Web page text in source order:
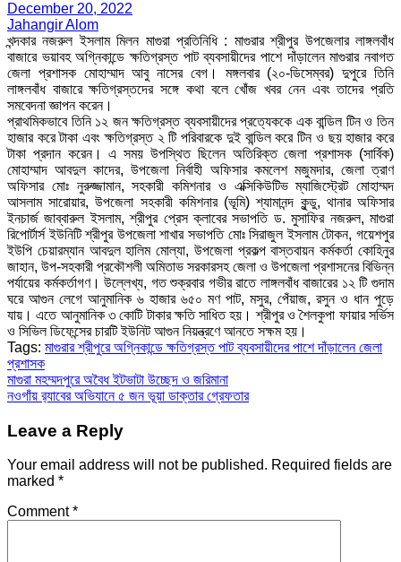
December 20, 2022
Jahangir Alom
খন্দকার নজরুল ইসলাম মিলন মাগুরা প্রতিনিধি : মাগুরার শ্রীপুর উপজেলার লাঙ্গলবাঁধ
বাজারে ভয়াবহ অগ্নিকান্ডে ক্ষতিগ্রস্ত পাট ব্যবসায়ীদের পাশে দাঁড়ালেন মাগুরার নবাগত
জেলা প্রশাসক মোহাম্মাদ আবু নাসের বেগ। মঙ্গলবার (২০-ডিসেম্বর) দুপুরে তিনি
লাঙ্গলবাঁধ বাজারে ক্ষতিগ্রস্তদের সঙ্গে কথা বলে খোঁজ খবর নেন এবং তাদের প্রতি
সমবেদনা জ্ঞাপন করেন।
প্রাথমিকভাবে তিনি ১২ জন ক্ষতিগ্রস্ত ব্যবসায়ীদের প্রত্যেককে এক বান্ডিল টিন ও তিন
হাজার করে টাকা এবং ক্ষতিগ্রস্ত ২ টি পরিবারকে দুই বান্ডিল করে টিন ও ছয় হাজার করে
টাকা প্রদান করেন। এ সময় উপস্থিত ছিলেন অতিরিক্ত জেলা প্রশাসক (সার্বিক)
মোহাম্মাদ আবদুল কাদের, উপজেলা নির্বাহী অফিসার কমলেশ মজুমদার, জেলা ত্রাণ
অফিসার মোঃ নুরুজ্জামান, সহকারী কমিশনার ও এক্সিকিউটিভ ম্যাজিস্ট্রেট মোহাম্মদ
আসলাম সারোয়ার, উপজেলা সহকারী কমিশনার (ভূমি) শ্যামানন্দ কুন্ডু, থানার অফিসার
ইনচার্জ জাব্বারুল ইসলাম, শ্রীপুর প্রেস ক্লাবের সভাপতি ড. মুসাফির নজরুল, মাগুরা
রিপোর্টার্স ইউনিটি শ্রীপুর উপজেলা শাখার সভাপতি মোঃ সিরাজুল ইসলাম টোকন, গয়েশপুর
ইউপি চেয়ারম্যান আবদুল হালিম মোল্যা, উপজেলা প্রকল্প বাস্তবায়ন কর্মকর্তা কোহিনুর
জাহান, উপ-সহকারী প্রকৌশলী অমিতাভ সরকারসহ জেলা ও উপজেলা প্রশাসনের বিভিন্ন
পর্যায়ের কর্মকর্তাগণ। উল্লেখ্য, গত শুক্রবার গভীর রাতে লাঙ্গলবাঁধ বাজারের ১২ টি গুদাম
ঘরে আগুন লেগে আনুমানিক ৬ হাজার ৬৫০ মণ পাট, মসুর, পেঁয়াজ, রসুন ও ধান পুড়ে
যায়। এতে আনুমানিক ৩ কোটি টাকার ক্ষতি সাধিত হয়। শ্রীপুর ও শৈলকুপা ফায়ার সর্ভিস
ও সিভিল ডিফেন্সের চারটি ইউনিট আগুন নিয়ন্ত্রণে আনতে সক্ষম হয়।
Tags: মাগুরার শ্রীপুরে অগ্নিকান্ডে ক্ষতিগ্রস্ত পাট ব্যবসায়ীদের পাশে দাঁড়ালেন জেলা
প্রশাসক
Post
navigation
মাগুরা মহম্মদপুরে অবৈধ ইটভাটা উচ্ছেদ ও জরিমানা
নওগাঁয় র‍্যাবের অভিযানে ৫ জন ভূয়া ডাক্তার গ্রেফতার
Leave a Reply
Your email address will not be published. Required fields are
marked *
Comment*